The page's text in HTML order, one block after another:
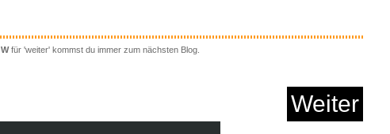
Wfür 'weiter' kommst du immer zum nächsten Blog.
Weiter